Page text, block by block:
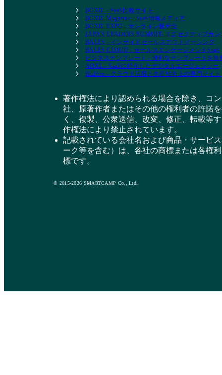
BOXIL - SaaS比較サイト
BOXIL Magazine - SaaS情報メディア
BOXIL EXPO - オンライン展示会
JAPAN LEADERS SUMMIT- エグゼクティブカン
BALES - インサイドセールスアウトソーシング
BALES CLOUD - セールスエンゲージメントSaaS
ビジネステンプレート - 便利なテンプレートを無
ADXL - SaaSに特化したデジタルエージェンシー
BizHint - クラウド活用と生産性向上の専門サイト
著作権法により認められる場合を除き、コ
社、原著作者またはその他の権利者の許諾
く、複製、公衆送信、改変、修正、転載等
作権法により禁止されています。
記載されている会社名および商品・サービ
ーク等を含む）は、各社の商標または各権
標です。
© 2015-2026 SMARTCAMP Co., Ltd.